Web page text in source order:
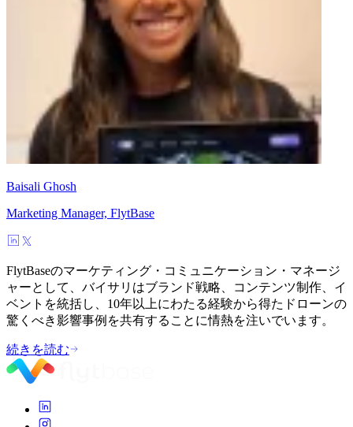
Baisali Ghosh
Marketing Manager, FlytBase
FlytBaseのマーケティング・コミュニケーション・マネージ
ャーとして、バイサリはブランド戦略、コンテンツ制作、イ
ベントを統括し、10年以上にわたる経験から得たドローンの
驚くべき影響事例を共有することに情熱を注いでいます。
続きを読む